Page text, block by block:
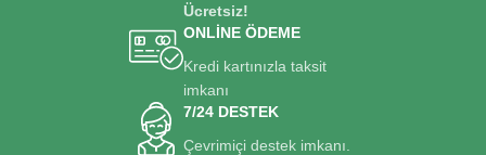
Ücretsiz!
ONLİNE ÖDEME
Kredi kartınızla taksit
imkanı
7/24 DESTEK
Çevrimiçi destek imkanı.